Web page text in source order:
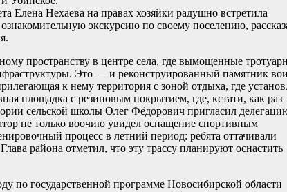
Елена Нехаева на правах хозяйки радушно встретила
экскурсию по своему поселению,
пространству в центре села, где вымощенные
Это — и реконструированный памятник
к нему территория с зоной отдыха, где
площадка с резиновым покрытием, где, кстати, как раз
сельской школы Олег Фёдорович пригласил
не только воочию увидел оснащение спортивным
процесс в летний период: ребята оттачивали
района отметил, что эту трассу планируют оснастить
по государственной программе Новосибирской области